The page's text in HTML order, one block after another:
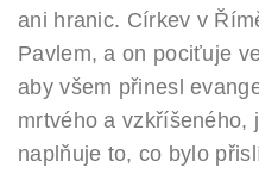
ani hranic. Církev v
Pavlem, a on pociťuje
aby všem přinesl
mrtvého a vzkříšeného,
naplňuje to, co bylo